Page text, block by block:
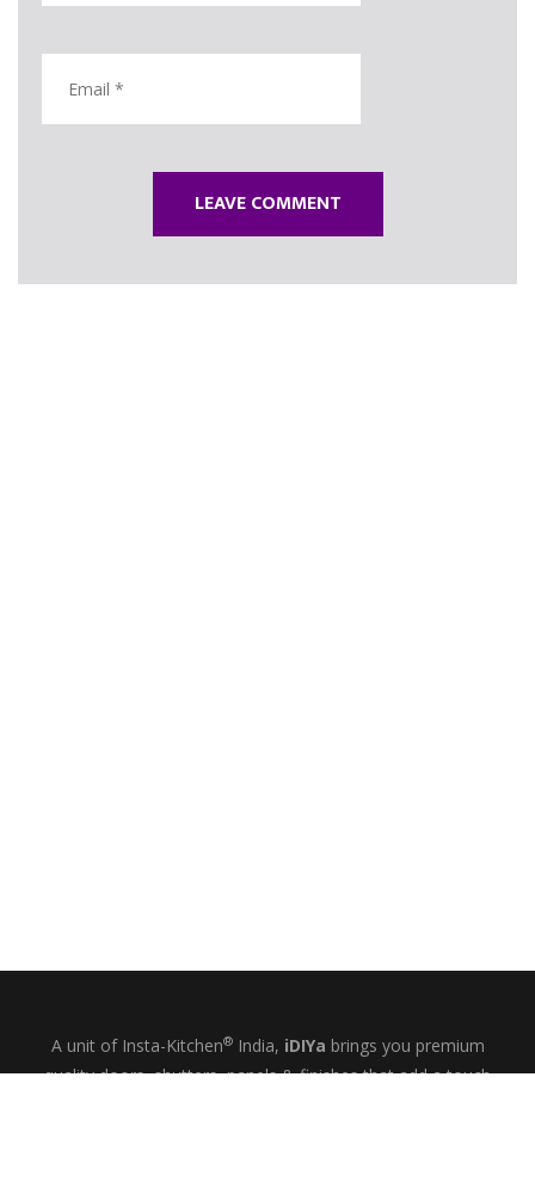
A unit of Insta-Kitchen®India, iDIYa brings you premium
quality doors, shutters, panels & finishes that add a touch